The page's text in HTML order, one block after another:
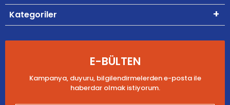
Kategoriler
E-BÜLTEN
Kampanya, duyuru, bilgilendirmelerden e-posta ile
haberdar olmak istiyorum.